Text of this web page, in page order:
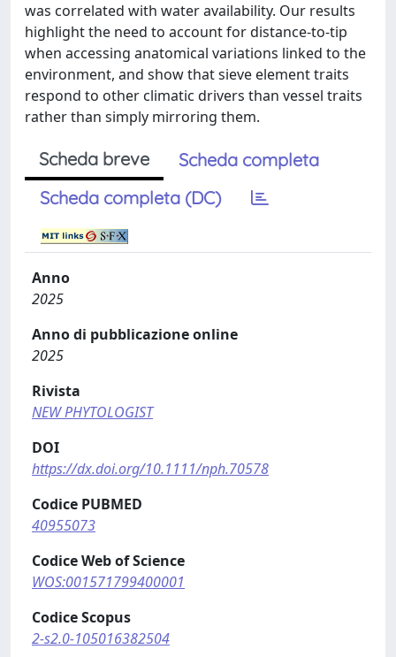
was correlated with water availability. Our results
highlight the need to account for distance-to-tip
when accessing anatomical variations linked to the
environment, and show that sieve element traits
respond to other climatic drivers than vessel traits
rather than simply mirroring them.
Scheda breve
Scheda completa
Scheda completa (DC)
Anno
2025
Anno di pubblicazione online
2025
Rivista
NEW PHYTOLOGIST
DOI
https://dx.doi.org/10.1111/nph.70578
Codice PUBMED
40955073
Codice Web of Science
WOS:001571799400001
Codice Scopus
2-s2.0-105016382504